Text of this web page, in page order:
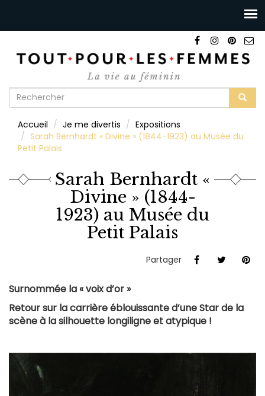
Formulaire
recherche
Accueil Je me divertis
Expositions
Sarah Bernhardt « Divine » (1844-1923) au Musée du
Petit Palais
Sarah Bernhardt «
Divine » (1844-
1923) au Musée du
Petit Palais
Partager
Surnommée la « voix d’or »
Retour sur la carrière éblouissante d’une Star de la
scène à la silhouette longiligne et atypique !